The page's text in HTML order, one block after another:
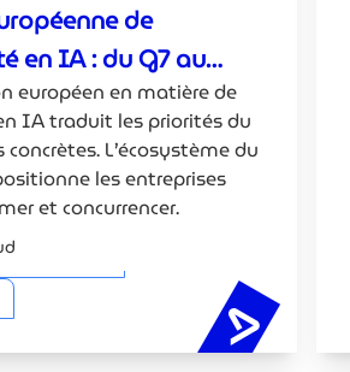
de
en IA : du G7 au
européen en matière de
IA traduit les priorités du
L’écosystème du
les entreprises
et concurrencer.
(IA)